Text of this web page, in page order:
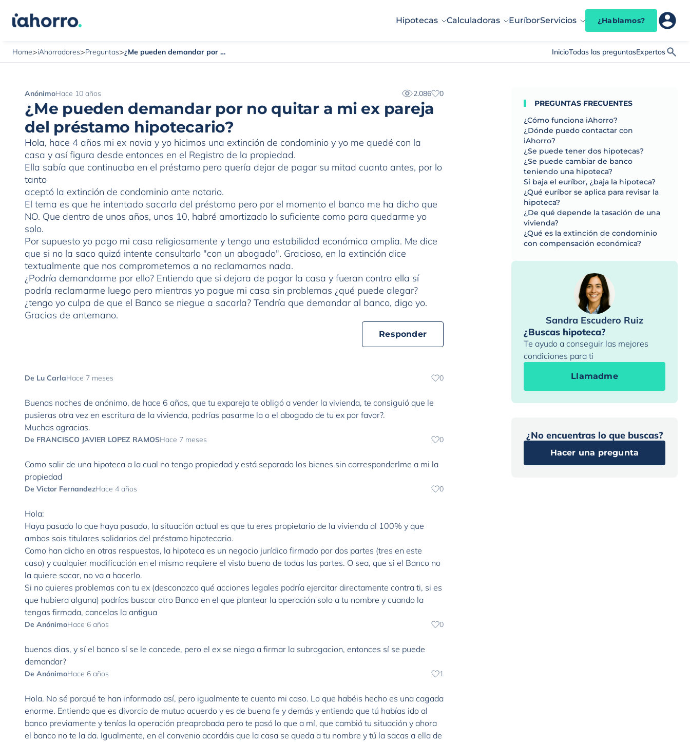
Hipotecas Calculadoras EuríborServicios ¿Hablamos?
Home>iAhorradores>Preguntas> ¿Me pueden demandar por no quitar a mi ex pareja del préstamo hipotecario? InicioTodas las preguntasExpertos
AnónimoHace 10 años 2.086 0
¿Me pueden demandar por no quitar a mi ex pareja
del préstamo hipotecario?
Hola, hace 4 años mi ex novia y yo hicimos una extinción de condominio y yo me quedé con la
casa y así figura desde entonces en el Registro de la propiedad.
Ella sabía que continuaba en el préstamo pero quería dejar de pagar su mitad cuanto antes, por lo
tanto
aceptó la extinción de condominio ante notario.
El tema es que he intentado sacarla del préstamo pero por el momento el banco me ha dicho que
NO. Que dentro de unos años, unos 10, habré amortizado lo suficiente como para quedarme yo
solo.
Por supuesto yo pago mi casa religiosamente y tengo una estabilidad económica amplia. Me dice
que si no la saco quizá intente consultarlo "con un abogado". Gracioso, en la extinción dice
textualmente que nos comprometemos a no reclamarnos nada.
¿Podría demandarme por ello? Entiendo que si dejara de pagar la casa y fueran contra ella sí
podría reclamarme luego pero mientras yo pague mi casa sin problemas ¿qué puede alegar?
¿tengo yo culpa de que el Banco se niegue a sacarla? Tendría que demandar al banco, digo yo.
Gracias de antemano.
Responder
De Lu CarlaHace 7 meses 0
Buenas noches de anónimo, de hace 6 años, que tu expareja te obligó a vender la vivienda, te consiguió que le
pusieras otra vez en escritura de la vivienda, podrías pasarme la o el abogado de tu ex por favor?.
Muchas agracias.
De FRANCISCO JAVIER LOPEZ RAMOSHace 7 meses 0
Como salir de una hipoteca a la cual no tengo propiedad y está separado los bienes sin corresponderlme a mi la
propiedad
De Victor FernandezHace 4 años 0
Hola:
Haya pasado lo que haya pasado, la situación actual es que tu eres propietario de la vivienda al 100% y que
ambos sois titulares solidarios del préstamo hipotecario.
Como han dicho en otras respuestas, la hipoteca es un negocio jurídico firmado por dos partes (tres en este
caso) y cualquier modificación en el mismo requiere el visto bueno de todas las partes. O sea, que si el Banco no
la quiere sacar, no va a hacerlo.
Si no quieres problemas con tu ex (desconozco qué acciones legales podría ejercitar directamente contra ti, si es
que hubiera alguna) podrías buscar otro Banco en el que plantear la operación solo a tu nombre y cuando la
tengas firmada, cancelas la antigua
De AnónimoHace 6 años 0
buenos dias, y sí el banco sí se le concede, pero el ex se niega a firmar la subrogacion, entonces sí se puede
demandar?
De AnónimoHace 6 años 1
Hola. No sé porqué te han informado así, pero igualmente te cuento mi caso. Lo que habéis hecho es una cagada
enorme. Entiendo que es divorcio de mutuo acuerdo y es de buena fe y demás y entiendo que tú habías ido al
banco previamente y tenías la operación preaprobada pero te pasó lo que a mí, que cambió tu situación y ahora
el banco no te la da. Igualmente, en el convenio acordáis que la casa se queda a tu nombre y tú la sacas a ella de
PREGUNTAS FRECUENTES
¿Cómo funciona iAhorro?
¿Dónde puedo contactar con
iAhorro?
¿Se puede tener dos hipotecas?
¿Se puede cambiar de banco
teniendo una hipoteca?
Si baja el euríbor, ¿baja la hipoteca?
¿Qué euríbor se aplica para revisar la
hipoteca?
¿De qué depende la tasación de una
vivienda?
¿Qué es la extinción de condominio
con compensación económica?
Sandra Escudero Ruiz
¿Buscas hipoteca?
Te ayudo a conseguir las mejores
condiciones para ti
Llamadme
¿No encuentras lo que buscas?
Hacer una pregunta